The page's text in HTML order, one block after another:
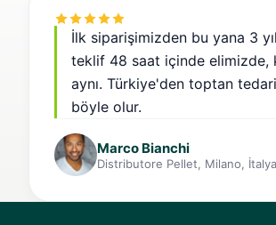
İlk siparişimizden bu yana 3
teklif 48 saat içinde elimizde,
aynı. Türkiye'den toptan
böyle olur.
Marco Bianchi
Distributore Pellet, Milano, İtalya